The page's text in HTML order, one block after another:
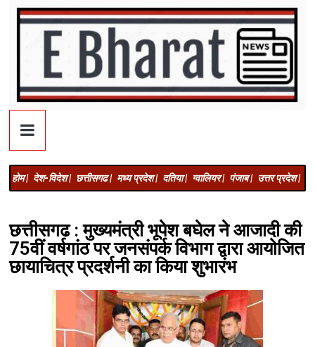
होम | देश-विदेश | छत्तीसगढ | मध्य प्रदेश | दतिया | ग्वालियर | पंजाब | उत्तर प्रदेश |
छत्तीसगढ : मुख्यमंत्री भूपेश बघेल ने आजादी की
75वीं वर्षगांठ पर जनसंपर्क विभाग द्वारा आयोजित
छायाचित्र प्रदर्शनी का किया शुभारंभ